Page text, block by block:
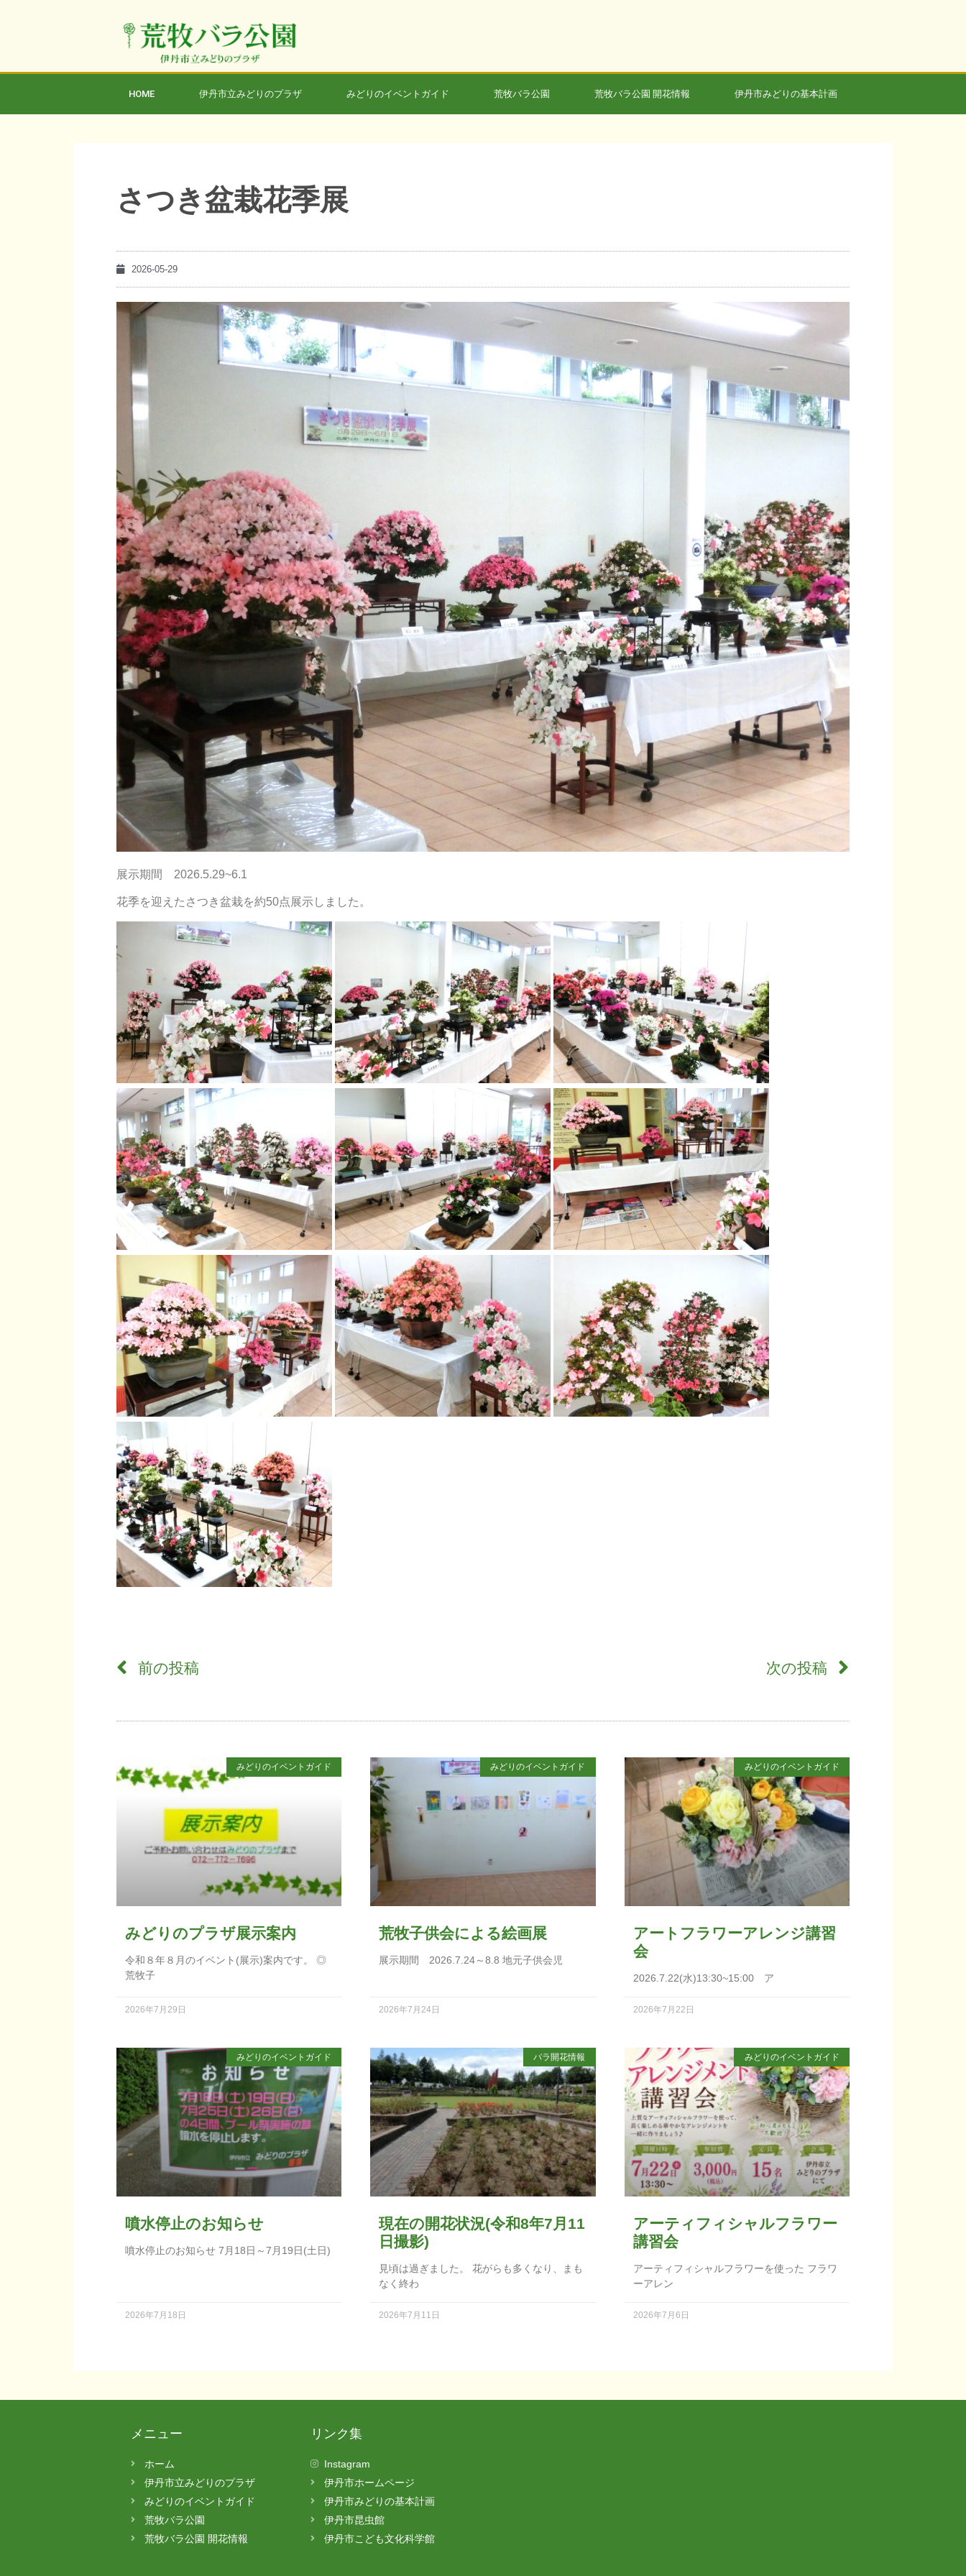
HOME 伊丹市立みどりのプラザ みどりのイベントガイド 荒牧バラ公園 荒牧バラ公園 開花情報 伊丹市みどりの基本計画
さつき盆栽花季展
2026-05-29
展示期間 2026.5.29~6.1
花季を迎えたさつき盆栽を約50点展示しました。
前の投稿 次の投稿
みどりのイベントガイド
みどりのプラザ展示案内
令和８年８月のイベント(展示)案内です。 ◎
荒牧子
2026年7月29日
みどりのイベントガイド
荒牧子供会による絵画展
展示期間 2026.7.24～8.8 地元子供会児
2026年7月24日
みどりのイベントガイド
アートフラワーアレンジ講習
会
2026.7.22(水)13:30~15:00 ア
2026年7月22日
みどりのイベントガイド
噴水停止のお知らせ
噴水停止のお知らせ 7月18日～7月19日(土日)
2026年7月18日
バラ開花情報
現在の開花状況(令和8年7月11
日撮影)
見頃は過ぎました。 花がらも多くなり、まも
なく終わ
2026年7月11日
みどりのイベントガイド
アーティフィシャルフラワー
講習会
アーティフィシャルフラワーを使った フラワ
ーアレン
2026年7月6日
メニュー
ホーム
伊丹市立みどりのプラザ
みどりのイベントガイド
荒牧バラ公園
荒牧バラ公園 開花情報
リンク集
Instagram
伊丹市ホームページ
伊丹市みどりの基本計画
伊丹市昆虫館
伊丹市こども文化科学館